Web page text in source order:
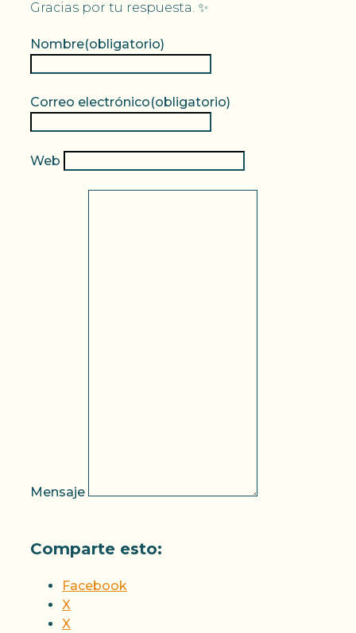
Gracias por tu respuesta. ✨
Nombre(obligatorio)
Correo electrónico(obligatorio)
Web
Mensaje
Comparte esto:
Facebook
X
X